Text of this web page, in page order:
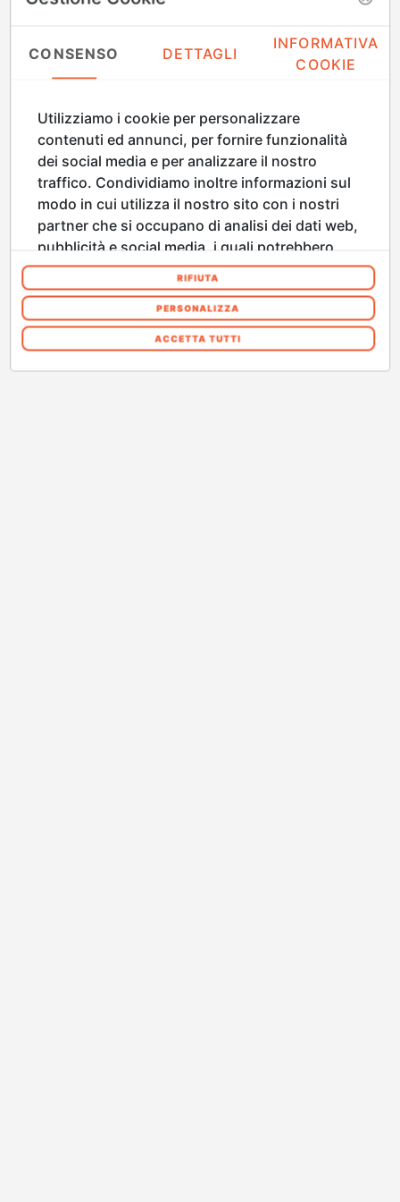
CONSENSO DETTAGLI
INFORMATIVA
COOKIE
Utilizziamo i cookie per personalizzare
contenuti ed annunci, per fornire funzionalità
dei social media e per analizzare il nostro
traffico. Condividiamo inoltre informazioni sul
modo in cui utilizza il nostro sito con i nostri
partner che si occupano di analisi dei dati web,
pubblicità e social media, i quali potrebbero
combinarle con altre informazioni che ha
fornito loro o che hanno raccolto dal suo
utilizzo dei loro servizi. Acconsenta ai nostri
cookie se continua ad utilizzare il nostro sito
web. In qualsiasi momento è possibile
modificare o revocare il proprio consenso dalla
RIFIUTA
PERSONALIZZA
ACCETTA TUTTI